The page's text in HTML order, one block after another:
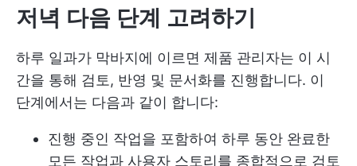
저녁 다음 단계 고려하기
하루 일과가 막바지에 이르면 제품 관리자는 이 시
간을 통해 검토, 반영 및 문서화를 진행합니다. 이
단계에서는 다음과 같이 합니다:
진행 중인 작업을 포함하여 하루 동안 완료한
모든 작업과 사용자 스토리를 종합적으로 검토